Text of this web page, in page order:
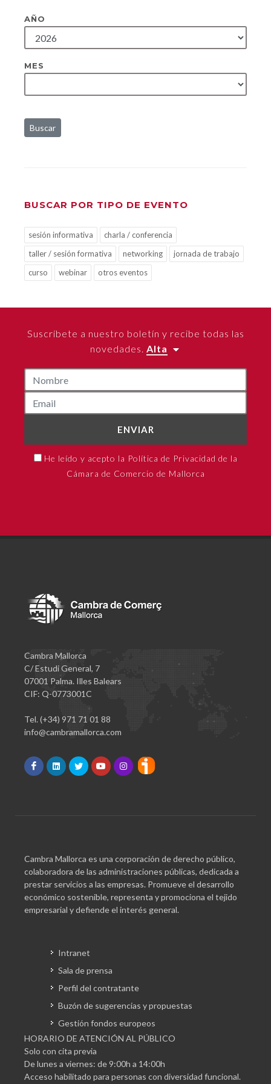
AÑO
MES
Buscar
BUSCAR POR TIPO DE EVENTO
sesión informativa
charla / conferencia
taller / sesión formativa
networking
jornada de trabajo
curso
webinar otros eventos
Suscríbete a nuestro boletín y recibe todas las
novedades. Alta
ENVIAR
He leído y acepto la Política de Privacidad de la
Cámara de Comercio de Mallorca
Cambra Mallorca
C/ Estudi General, 7
07001 Palma. Illes Balears
CIF: Q-0773001C
Tel. (+34) 971 71 01 88
info@cambramallorca.com
Cambra Mallorca es una corporación de derecho público,
colaboradora de las administraciones públicas, dedicada a
prestar servicios a las empresas. Promueve el desarrollo
económico sostenible, representa y promociona el tejido
empresarial y defiende el interés general.
Intranet
Sala de prensa
Perfil del contratante
Buzón de sugerencias y propuestas
Gestión fondos europeos
HORARIO DE ATENCIÓN AL PÚBLICO
Solo con cita previa
De lunes a viernes: de 9:00h a 14:00h
Acceso habilitado para personas con diversidad funcional.